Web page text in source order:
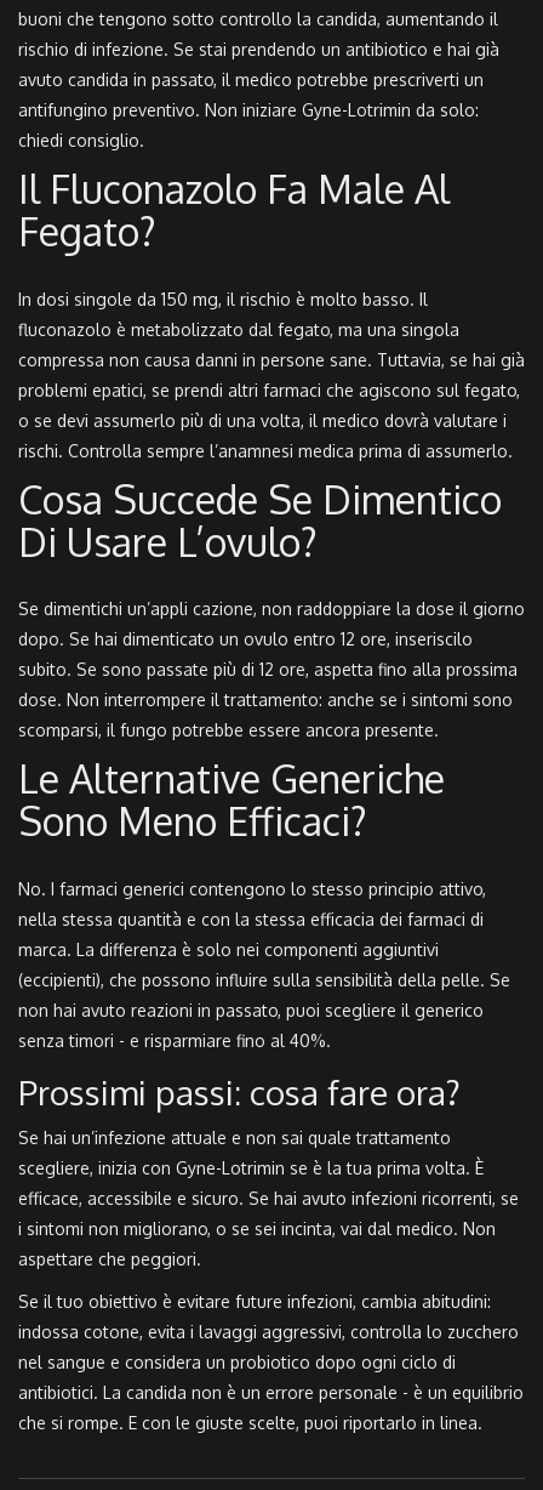
buoni che tengono sotto controllo la candida, aumentando il
rischio di infezione. Se stai prendendo un antibiotico e hai già
avuto candida in passato, il medico potrebbe prescriverti un
antifungino preventivo. Non iniziare Gyne-Lotrimin da solo:
chiedi consiglio.
Il Fluconazolo Fa Male Al
Fegato?
In dosi singole da 150 mg, il rischio è molto basso. Il
fluconazolo è metabolizzato dal fegato, ma una singola
compressa non causa danni in persone sane. Tuttavia, se hai già
problemi epatici, se prendi altri farmaci che agiscono sul fegato,
o se devi assumerlo più di una volta, il medico dovrà valutare i
rischi. Controlla sempre l’anamnesi medica prima di assumerlo.
Cosa Succede Se Dimentico
Di Usare L’ovulo?
Se dimentichi un’appli cazione, non raddoppiare la dose il giorno
dopo. Se hai dimenticato un ovulo entro 12 ore, inseriscilo
subito. Se sono passate più di 12 ore, aspetta fino alla prossima
dose. Non interrompere il trattamento: anche se i sintomi sono
scomparsi, il fungo potrebbe essere ancora presente.
Le Alternative Generiche
Sono Meno Efficaci?
No. I farmaci generici contengono lo stesso principio attivo,
nella stessa quantità e con la stessa efficacia dei farmaci di
marca. La differenza è solo nei componenti aggiuntivi
(eccipienti), che possono influire sulla sensibilità della pelle. Se
non hai avuto reazioni in passato, puoi scegliere il generico
senza timori - e risparmiare fino al 40%.
Prossimi passi: cosa fare ora?
Se hai un’infezione attuale e non sai quale trattamento
scegliere, inizia con Gyne-Lotrimin se è la tua prima volta. È
efficace, accessibile e sicuro. Se hai avuto infezioni ricorrenti, se
i sintomi non migliorano, o se sei incinta, vai dal medico. Non
aspettare che peggiori.
Se il tuo obiettivo è evitare future infezioni, cambia abitudini:
indossa cotone, evita i lavaggi aggressivi, controlla lo zucchero
nel sangue e considera un probiotico dopo ogni ciclo di
antibiotici. La candida non è un errore personale - è un equilibrio
che si rompe. E con le giuste scelte, puoi riportarlo in linea.